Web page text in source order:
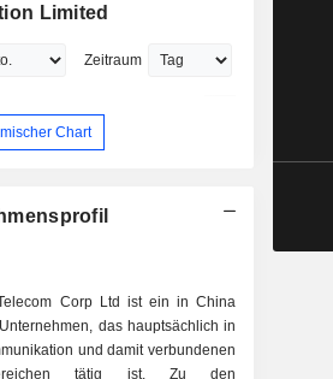
Limited
Zeitraum
Chart
Corp Ltd ist ein in China
das hauptsächlich in
und damit verbundenen
tätig ist. Zu den